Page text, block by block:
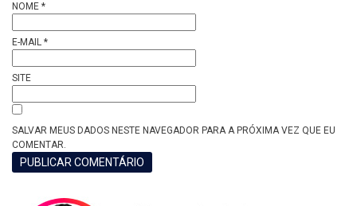
NOME *
E-MAIL *
SITE
SALVAR MEUS DADOS NESTE NAVEGADOR PARA A PRÓXIMA VEZ QUE EU
COMENTAR.